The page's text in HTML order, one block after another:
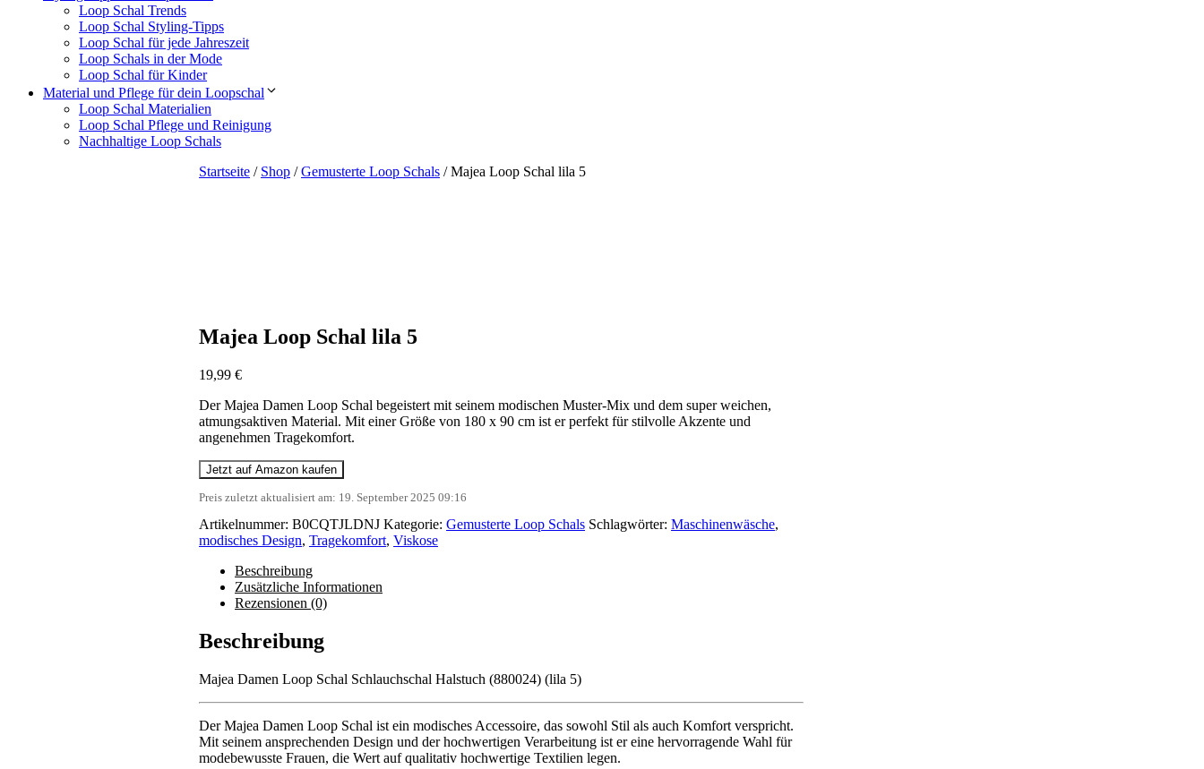
Loop Schal Trends
Loop Schal Styling-Tipps
Loop Schal für jede Jahreszeit
Loop Schals in der Mode
Loop Schal für Kinder
Material und Pflege für dein Loopschal
Loop Schal Materialien
Loop Schal Pflege und Reinigung
Nachhaltige Loop Schals
Startseite / Shop /Gemusterte Loop Schals / Majea Loop Schal lila 5
Majea Loop Schal lila 5
19,99 €
Der Majea Damen Loop Schal begeistert mit seinem modischen Muster-Mix und dem super weichen,
atmungsaktiven Material. Mit einer Größe von 180 x 90 cm ist er perfekt für stilvolle Akzente und
angenehmen Tragekomfort.
Jetzt auf Amazon kaufen
Preis zuletzt aktualisiert am: 19. September 2025 09:16
Artikelnummer: B0CQTJLDNJ Kategorie: Gemusterte Loop Schals Schlagwörter: Maschinenwäsche,
modisches Design, Tragekomfort, Viskose
Beschreibung
Zusätzliche Informationen
Rezensionen (0)
Beschreibung
Majea Damen Loop Schal Schlauchschal Halstuch (880024) (lila 5)
Der Majea Damen Loop Schal ist ein modisches Accessoire, das sowohl Stil als auch Komfort verspricht.
Mit seinem ansprechenden Design und der hochwertigen Verarbeitung ist er eine hervorragende Wahl für
modebewusste Frauen, die Wert auf qualitativ hochwertige Textilien legen.